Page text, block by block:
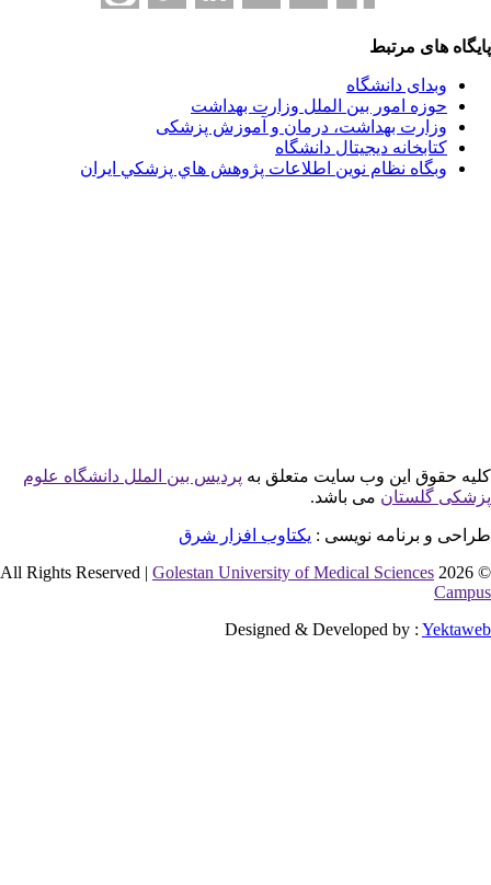
مرتبط
دانشگاه
امور بین الملل وزارت بهداشت
بهداشت، درمان و آموزش پزشکی
دیجیتال دانشگاه
نظام نوين اطلاعات پژوهش هاي پزشكي ايران
این وب سایت متعلق بهپردیس بین الملل دانشگاه علوم
می باشد.
برنامه نویسی :یکتاوب افزار شرق
Golestan University of Medical Sciences
Designed & Developed by :